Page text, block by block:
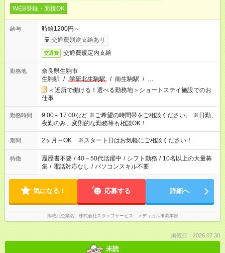
WEB登録・面接OK
給与
時給1200円～
交通費別途支給あり
交通費 交通費規定内支給
勤務地
奈良県生駒市
生駒駅 / 学研北生駒駅 / 南生駒駅 / …
＜近所で働ける！選べる勤務地＞ショートステイ施設でのお
仕事
勤務時間
9:00～17:00など ※ご希望の時間帯をご相談ください。 ※日勤、
夜勤のみ、変則的な勤務等も相談OK！
期間 2ヶ月～OK ※スタート日はお気軽にご相談ください！
特徴 履歴書不要 / 40～50代活躍中 / シフト勤務 / 10名以上の大量募
集 / 電話対応なし / パソコンスキル不要
気になる！ 応募する 詳細へ
掲載元企業名 株式会社スタッフサービス メディカル事業本部
掲載日：2026.07.30
未読